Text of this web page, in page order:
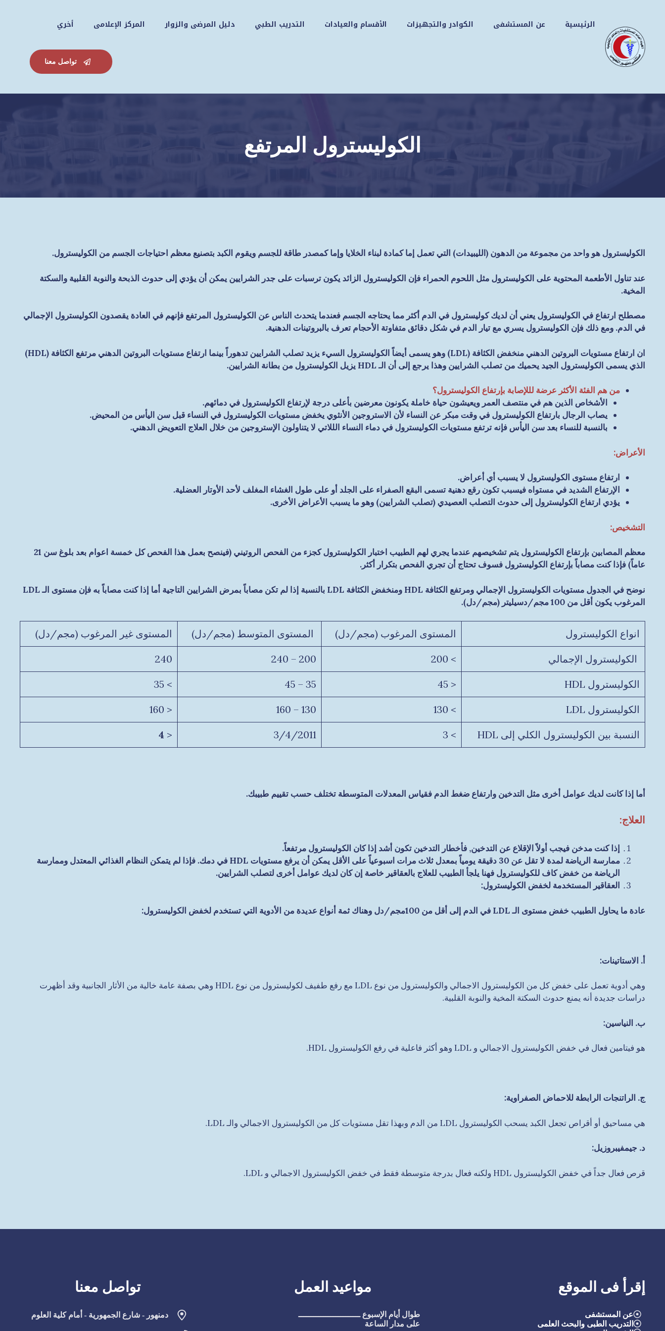
المحتوى
الرئيسية عن المستشفى الكوادر والتجهيزات الأقسام والعيادات التدريب الطبي دليل المرضى والزوار المركز الإعلامى أخري
تواصل معنا
الكوليسترول المرتفع
الكوليسترول هو واحد من مجموعة من الدهون (الليبيدات) التي تعمل إما كمادة لبناء الخلايا وإما كمصدر طاقة للجسم ويقوم الكبد بتصنيع معظم احتياجات الجسم من الكوليسترول.
عند تناول الأطعمة المحتوية على الكوليسترول مثل اللحوم الحمراء فإن الكوليسترول الزائد يكون ترسبات على جدر الشرايين يمكن أن يؤدي إلى حدوث الذبحة والنوبة القلبية والسكتة
المخية.
مصطلح ارتفاع في الكوليسترول يعني أن لديك كوليسترول في الدم أكثر مما يحتاجه الجسم فعندما يتحدث الناس عن الكوليسترول المرتفع فإنهم في العادة يقصدون الكوليسترول الإجمالي
في الدم. ومع ذلك فإن الكوليسترول يسري مع تيار الدم في شكل دقائق متفاوتة الأحجام تعرف بالبروتينات الدهنية.
ان ارتفاع مستويات البروتين الدهني منخفض الكثافة (LDL) وهو يسمى أيضاً الكوليسترول السيء يزيد تصلب الشرايين تدهوراً بينما ارتفاع مستويات البروتين الدهني مرتفع الكثافة (HDL)
الذي يسمى الكوليسترول الجيد يحميك من تصلب الشرايين وهذا يرجع إلى أن الـ HDL يزيل الكوليسترول من بطانة الشرايين.
من هم الفئة الأكثر عرضة لللإصابة بإرتفاع الكوليسترول؟
الأشخاص الذين هم في منتصف العمر ويعيشون حياة خاملة يكونون معرضين بأعلى درجة لإرتفاع الكوليسترول في دمائهم.
يصاب الرجال بارتفاع الكوليسترول في وقت مبكر عن النساء لأن الاستروجين الأنثوي يخفض مستويات الكوليسترول في النساء قبل سن اليأس من المحيض.
بالنسبة للنساء بعد سن اليأس فإنه ترتفع مستويات الكوليسترول في دماء النساء الللاتي لا يتناولون الإستروجين من خلال العلاج التعويض الدهني.
الأعراض:
ارتفاع مستوى الكوليسترول لا يسبب أي أعراض.
الإرتفاع الشديد في مستواه فيسبب تكون رقع دهنية تسمى البقع الصفراء على الجلد أو على طول الغشاء المغلف لأحد الأوتار العضلية.
يؤدي ارتفاع الكوليسترول إلى حدوث التصلب العصيدي (تصلب الشرايين) وهو ما يسبب الأعراض الأخرى.
التشخيص:
معظم المصابين بإرتفاع الكوليسترول يتم تشخيصهم عندما يجري لهم الطبيب اختبار الكوليسترول كجزء من الفحص الروتيني (فينصح بعمل هذا الفحص كل خمسة اعوام بعد بلوغ سن 21
عاماً) فإذا كنت مصاباً بإرتفاع الكوليسترول فسوف تحتاج أن تجري الفحص بتكرار أكثر.
نوضح في الجدول مستويات الكوليسترول الإجمالي ومرتفع الكثافة HDL ومنخفض الكثافة LDL بالنسبة إذا لم تكن مصاباً بمرض الشرايين التاجية أما إذا كنت مصاباً به فإن مستوى الـ LDL
المرغوب يكون أقل من 100 مجم/دسيليتر (مجم/دل).
انواع الكوليسترول المستوى المرغوب (مجم/دل) المستوى المتوسط (مجم/دل) المستوى غير المرغوب (مجم/دل)
الكوليسترول الإجمالي > 200
200 – 240
240
الكوليسترول HDL < 45
35 – 45
> 35
الكوليسترول LDL > 130
130 – 160
< 160
النسبة بين الكوليسترول الكلي إلى HDL > 3
3/4/2011
<
4
أما إذا كانت لديك عوامل أخرى مثل التدخين وارتفاع ضغط الدم فقياس المعدلات المتوسطة تختلف حسب تقييم طبيبك.
العلاج:
إذا كنت مدخن فيجب أولاً الإقلاع عن التدخين, فأخطار التدخين تكون أشد إذا كان الكوليسترول مرتفعاً.
ممارسة الرياضة لمدة لا تقل عن 30 دقيقة يومياً بمعدل ثلاث مرات اسبوعياً على الأقل يمكن أن يرفع مستويات HDL في دمك. فإذا لم يتمكن النظام الغذائي المعتدل وممارسة
الرياضة من خفض كاف للكوليسترول فهنا يلجأ الطبيب للعلاج بالعقاقير خاصة إن كان لديك عوامل أخرى لتصلب الشرايين.
العقاقير المستخدمة لخفض الكوليسترول:
عادة ما يحاول الطبيب خفض مستوى الـ LDL في الدم إلى أقل من 100مجم/دل وهناك ثمة أنواع عديدة من الأدوية التي تستخدم لخفض الكوليسترول:
أ. الاستاتينات:
وهي أدوية تعمل على خفض كل من الكوليسترول الاجمالي والكوليسترول من نوع LDL مع رفع طفيف لكوليسترول من نوع HDL وهي بصفة عامة خالية من الأثار الجانبية وقد أظهرت
دراسات جديدة أنه يمنع حدوث السكتة المخية والنوبة القلبية.
‌ب. النياسين:
هو فيتامين فعال في خفض الكوليسترول الاجمالي و LDL وهو أكثر فاعلية في رفع الكوليسترول HDL.
ج. الراتنجات الرابطة للاحماض الصفراوية:
هي مساحيق أو أقراص تجعل الكبد يسحب الكوليسترول LDL من الدم وبهذا تقل مستويات كل من الكوليسترول الاجمالي والـ LDL.
‌د. جيمفيبروزيل:
قرص فعال جداً في خفض الكوليسترول HDL ولكنه فعال بدرجة متوسطة فقط في خفض الكوليسترول الاجمالي و LDL.
إقرأ فى الموقع
عن المستشفى
التدريب الطبى والبحث العلمى
مواعيد العمل
طوال أيام الإسبوع ـــــــــــــــــــــــــ
على مدار الساعة
تواصل معنا
دمنهور - شارع الجمهورية - أمام كلية العلوم